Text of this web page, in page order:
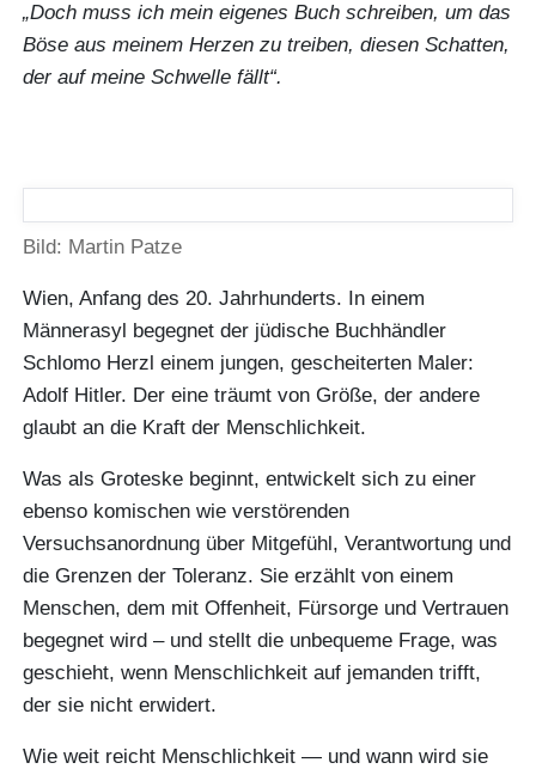
„Doch muss ich mein eigenes Buch schreiben, um das
Böse aus meinem Herzen zu treiben, diesen Schatten,
der auf meine Schwelle fällt“.
Bild: Martin Patze
Wien, Anfang des 20. Jahrhunderts. In einem
Männerasyl begegnet der jüdische Buchhändler
Schlomo Herzl einem jungen, gescheiterten Maler:
Adolf Hitler. Der eine träumt von Größe, der andere
glaubt an die Kraft der Menschlichkeit.
Was als Groteske beginnt, entwickelt sich zu einer
ebenso komischen wie verstörenden
Versuchsanordnung über Mitgefühl, Verantwortung und
die Grenzen der Toleranz. Sie erzählt von einem
Menschen, dem mit Offenheit, Fürsorge und Vertrauen
begegnet wird – und stellt die unbequeme Frage, was
geschieht, wenn Menschlichkeit auf jemanden trifft,
der sie nicht erwidert.
Wie weit reicht Menschlichkeit — und wann wird sie